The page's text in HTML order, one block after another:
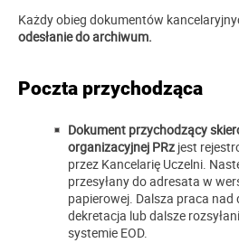
Każdy obieg dokumentów
odesłanie do archiwum.
Poczta przychodząca
Dokument przychodzący
organizacyjnej PRz jest
przez Kancelarię Uczelni.
przesyłany do adresata w
papierowej. Dalsza praca nad
dekretacja lub dalsze
systemie EOD.